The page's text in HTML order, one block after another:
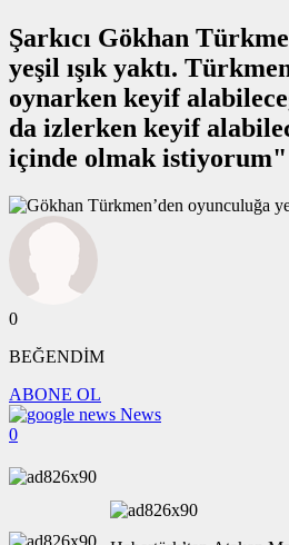
Şarkıcı Gökhan
yeşil ışık yaktı.
oynarken keyif
da izlerken keyif
içinde olmak
0
BEĞENDİM
ABONE OL
News
0